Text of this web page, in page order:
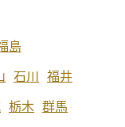
島
石川 福井
栃木 群馬